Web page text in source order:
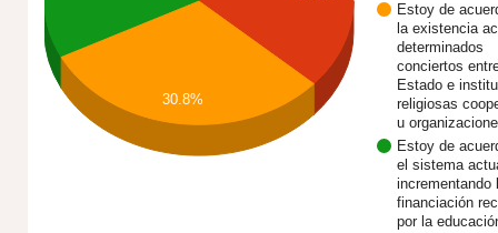
Estoy de
la existencia
determinados
conciertos
Estado e
religiosas
u
Estoy de
el sistema
incrementando
financiación
por la
30.8%